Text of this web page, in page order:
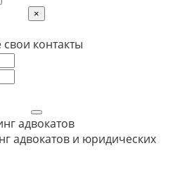
×
контакты
адвокатов
адвокатов и юридических